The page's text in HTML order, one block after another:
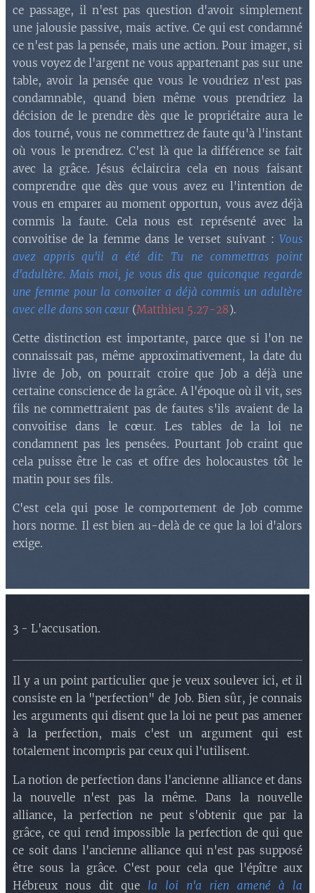
ce passage, il n'est pas question d'avoir simplement
une jalousie passive, mais active. Ce qui est condamné
ce n'est pas la pensée, mais une action. Pour imager, si
vous voyez de l'argent ne vous appartenant pas sur une
table, avoir la pensée que vous le voudriez n'est pas
condamnable, quand bien même vous prendriez la
décision de le prendre dès que le propriétaire aura le
dos tourné, vous ne commettrez de faute qu'à l'instant
où vous le prendrez. C'est là que la différence se fait
avec la grâce. Jésus éclaircira cela en nous faisant
comprendre que dès que vous avez eu l'intention de
vous en emparer au moment opportun, vous avez déjà
commis la faute. Cela nous est représenté avec la
convoitise de la femme dans le verset suivant : Vous
avez appris qu'il a été dit: Tu ne commettras point
d'adultère. Mais moi, je vous dis que quiconque regarde
une femme pour la convoiter a déjà commis un adultère
avec elle dans son cœur(Matthieu 5.27-28).
Cette distinction est importante, parce que si l'on ne
connaissait pas, même approximativement, la date du
livre de Job, on pourrait croire que Job a déjà une
certaine conscience de la grâce. A l'époque où il vit, ses
fils ne commettraient pas de fautes s'ils avaient de la
convoitise dans le cœur. Les tables de la loi ne
condamnent pas les pensées. Pourtant Job craint que
cela puisse être le cas et offre des holocaustes tôt le
matin pour ses fils.
C'est cela qui pose le comportement de Job comme
hors norme. Il est bien au-delà de ce que la loi d'alors
exige.
3 - L'accusation.
Il y a un point particulier que je veux soulever ici, et il
consiste en la "perfection" de Job. Bien sûr, je connais
les arguments qui disent que la loi ne peut pas amener
à la perfection, mais c'est un argument qui est
totalement incompris par ceux qui l'utilisent.
La notion de perfection dans l'ancienne alliance et dans
la nouvelle n'est pas la même. Dans la nouvelle
alliance, la perfection ne peut s'obtenir que par la
grâce, ce qui rend impossible la perfection de qui que
ce soit dans l'ancienne alliance qui n'est pas supposé
être sous la grâce. C'est pour cela que l'épître aux
Hébreux nous dit que la loi n'a rien amené à la